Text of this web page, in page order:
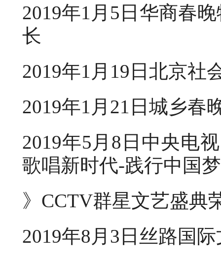
2019年1月5日华商春
长
2019年1月19日北京社
2019年1月21日城
2019年5月8日中央电
歌唱新时代-践行中国梦
》CCTV群星文艺盛典
2019年8月3日丝路国